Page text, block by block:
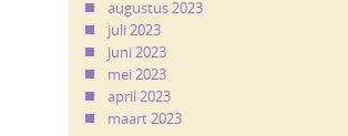
augustus 2023
juli 2023
juni 2023
mei 2023
april 2023
maart 2023